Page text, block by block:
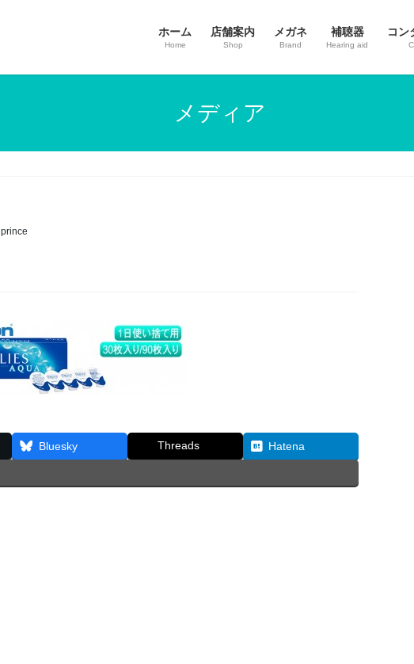
ホーム
Home
店舗案内
Shop
メガネ
Brand
補聴器
Hearing aid
コン
メディア
prince
Bluesky Threads Hatena